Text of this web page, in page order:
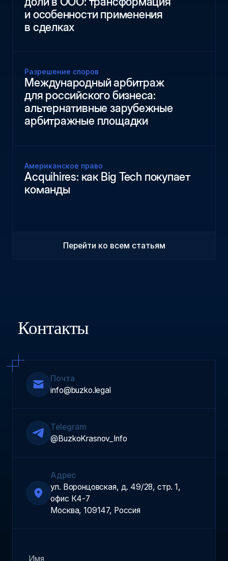
и особенности применения
в сделках
Разрешение споров
Международный арбитраж
для российского бизнеса:
альтернативные зарубежные
арбитражные площадки
Американское право
Acquihires: как Big Tech покупает
команды
Перейти ко всем статьям
Контакты
Почта
info@buzko.legal
Telegram
@BuzkoKrasnov_Info
Адрес
ул. Воронцовская, д. 49/28, стр. 1,
офис К4-7
Москва, 109147, Россия